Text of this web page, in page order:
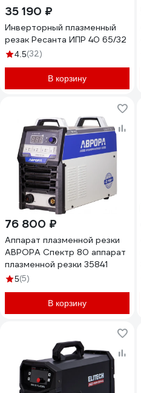
35 190 ₽
Инверторный плазменный
резак Ресанта ИПР 40 65/32
4.5(32)
В корзину
76 800 ₽
Аппарат плазменной резки
АВРОРА Спектр 80 аппарат
плазменной резки 35841
5(5)
В корзину